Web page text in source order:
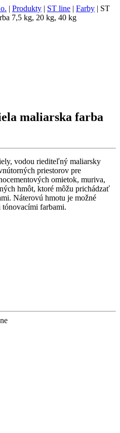
| Produkty | ST line | Farby | ST
7,5 kg, 20 kg, 40 kg
maliarska farba
vodou riediteľný maliarsky
priestorov pre
omietok, muriva,
hmôt, ktoré môžu prichádzať
Náterovú hmotu je možné
farbami.